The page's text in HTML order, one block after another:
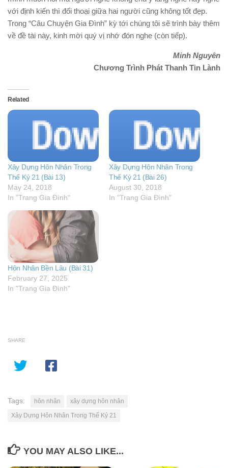
với định kiến thì đối thoại giữa hai người cũng không tốt đẹp.
Trong “Câu Chuyện Gia Đình” kỳ tới chúng tôi sẽ trình bày thêm
về đề tài này, kinh mời quý vị nhớ đón nghe (còn tiếp).
Minh Nguyên
Chương Trình Phát Thanh Tin Lành
Related
Xây Dựng Hôn Nhân Trong
Thế Kỷ 21 (Bài 13)
May 24, 2018
In "Trang Gia Đình"
Xây Dựng Hôn Nhân Trong
Thế Kỷ 21 (Bài 26)
August 30, 2018
In "Trang Gia Đình"
Hôn Nhân Bền Lâu (Bài 31)
February 27, 2025
In "Trang Gia Đình"
SHARE
Tags: hôn nhân
xây dựng hôn nhân
Xây Dựng Hôn Nhân Trong Thế Kỷ 21
YOU MAY ALSO LIKE...